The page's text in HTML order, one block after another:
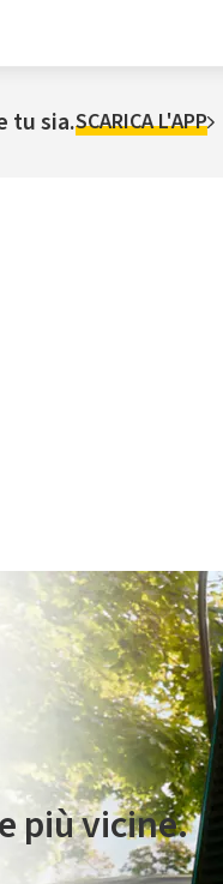
tu sia.SCARICA L'APP
Plenitude On The Road
più vicine.